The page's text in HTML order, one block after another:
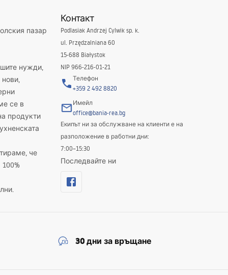
пазар
нужди,
се в
продукти
че
Контакт
Podlasiak Andrzej Cylwik sp. k.
ul. Przędzalniana 60
15-688 Białystok
NIP 966-216-01-21
Телефон
+359 2 492 8820
Имейл
office@bania-rea.bg
Екипът ни за обслужване на клиенти е на
разположение в работни дни:
7:00–15:30
Последвайте ни
30 дни за връщане